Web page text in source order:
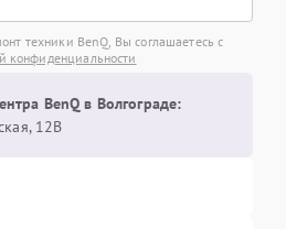
техники BenQ, Вы соглашаетесь с
конфиденциальности
BenQ в Волгограде:
12В